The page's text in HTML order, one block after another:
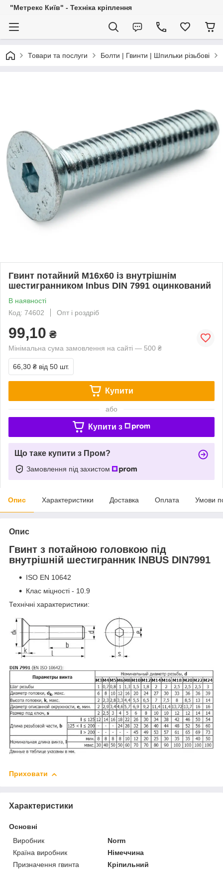
"Метрекс Київ" - Техніка кріплення
Товари та послуги Болти | Гвинти | Шпильки різьбові
Гвинт потайний М16х60 із внутрішнім
шестигранником Inbus DIN 7991 оцинкований
В наявності
Код: 74602
Опт і роздріб
99,10 ₴
Мінімальна сума замовлення на сайті — 500 ₴
66,30 ₴ від 50 шт.
Купити
або
Купити з
Що таке купити з Пром?
Замовлення під захистом
Опис Характеристики Доставка Оплата Умови
Опис
Гвинт з потайною головкою під
внутрішній шестигранник INBUS DIN7991
ISO EN 10642
Клас міцності - 10.9
Технічні характеристики:
Приховати
Характеристики
Основні
Виробник
Norm
Країна виробник
Німеччина
Призначення гвинта
Кріпильний